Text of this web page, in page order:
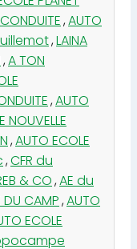
,AUTO
,LAINA
,A TON
,AUTO
NOUVELLE
,AUTO ECOLE
,CFR du
& CO,AE du
DU CAMP,AUTO
ECOLE